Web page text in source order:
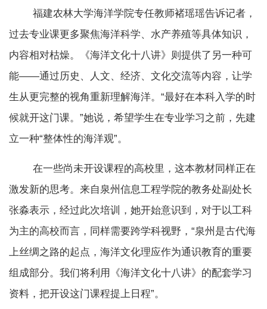
福建农林大学海洋学院专任教师褚瑶瑶告诉记者，
过去专业课更多聚焦海洋科学、水产养殖等具体知识，
内容相对枯燥。《海洋文化十八讲》则提供了另一种可
能——通过历史、人文、经济、文化交流等内容，让学
生从更完整的视角重新理解海洋。“最好在本科入学的时
候就开这门课。”她说，希望学生在专业学习之前，先建
立一种“整体性的海洋观”。
在一些尚未开设课程的高校里，这本教材同样正在
激发新的思考。来自泉州信息工程学院的教务处副处长
张淼表示，经过此次培训，她开始意识到，对于以工科
为主的高校而言，同样需要跨学科视野，“泉州是古代海
上丝绸之路的起点，海洋文化理应作为通识教育的重要
组成部分。我们将利用《海洋文化十八讲》的配套学习
资料，把开设这门课程提上日程”。